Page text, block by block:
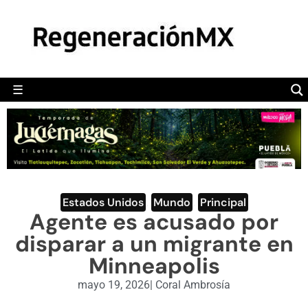
☰
POLÍTICA
CAMALEÓN
OPINIÓN
DEPORTES
ENGLISH SECTION
VIDEOS
Estados Unidos Mundo Principal
Agente es acusado por
disparar a un migrante en
Minneapolis
mayo 19, 2026| Coral Ambrosía